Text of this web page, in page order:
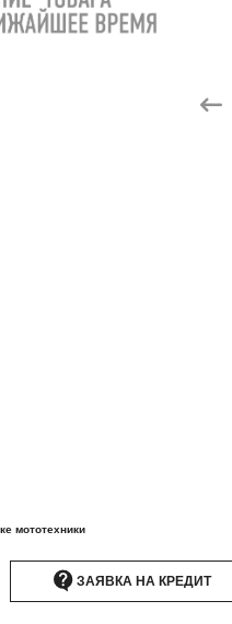
мототехники
ЗАЯВКА НА КРЕДИТ